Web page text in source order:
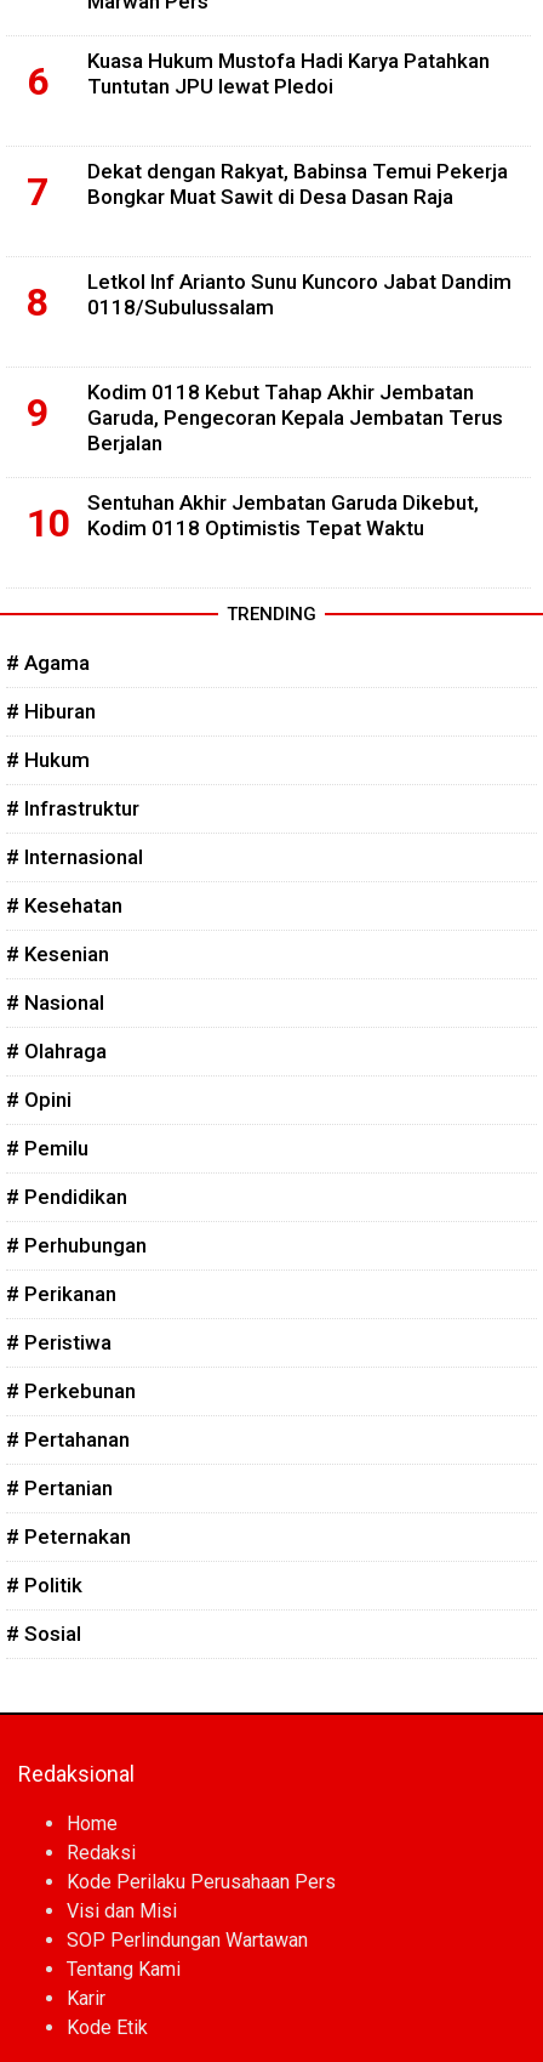
Kuasa Hukum Mustofa Hadi Karya Patahkan
Tuntutan JPU lewat Pledoi
Dekat dengan Rakyat, Babinsa Temui Pekerja
Bongkar Muat Sawit di Desa Dasan Raja
Letkol Inf Arianto Sunu Kuncoro Jabat Dandim
0118/Subulussalam
Kodim 0118 Kebut Tahap Akhir Jembatan
Garuda, Pengecoran Kepala Jembatan Terus
Berjalan
Sentuhan Akhir Jembatan Garuda Dikebut,
Kodim 0118 Optimistis Tepat Waktu
TRENDING
# Agama
# Hiburan
# Hukum
# Infrastruktur
# Internasional
# Kesehatan
# Kesenian
# Nasional
# Olahraga
# Opini
# Pemilu
# Pendidikan
# Perhubungan
# Perikanan
# Peristiwa
# Perkebunan
# Pertahanan
# Pertanian
# Peternakan
# Politik
# Sosial
Redaksional
Home
Redaksi
Kode Perilaku Perusahaan Pers
Visi dan Misi
SOP Perlindungan Wartawan
Tentang Kami
Karir
Kode Etik